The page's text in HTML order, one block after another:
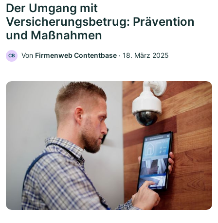
Der Umgang mit
Versicherungsbetrug: Prävention
und Maßnahmen
CB Von Firmenweb Contentbase ‧ 18. März 2025